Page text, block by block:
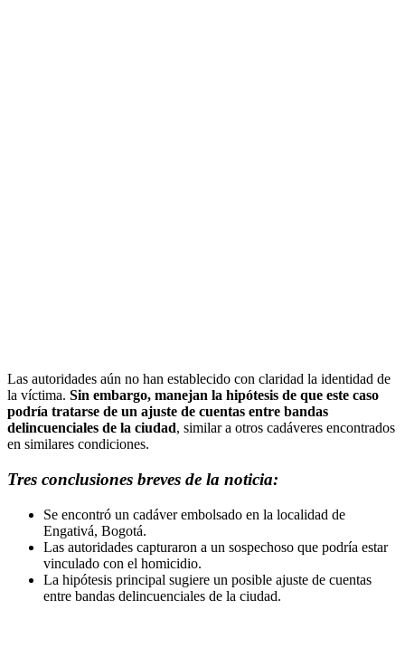
Las autoridades aún no han establecido con claridad la identidad de
la víctima. Sin embargo, manejan la hipótesis de que este caso
podría tratarse de un ajuste de cuentas entre bandas
delincuenciales de la ciudad, similar a otros cadáveres encontrados
en similares condiciones.
Tres conclusiones breves de la noticia:
Se encontró un cadáver embolsado en la localidad de
Engativá, Bogotá.
Las autoridades capturaron a un sospechoso que podría estar
vinculado con el homicidio.
La hipótesis principal sugiere un posible ajuste de cuentas
entre bandas delincuenciales de la ciudad.